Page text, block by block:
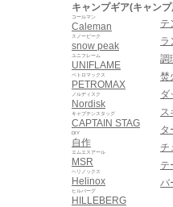
キャンプギア(キャン
Caleman
コールマン
snow peak
スノーピーク
UNIFLAME
ユニフレーム
PETROMAX
ペトロマックス
Nordisk
ノルディスク
CAPTAIN STAG
キャプテンスタッグ
自作
DIY
MSR
エムエスアール
Helinox
ヘリノックス
HILLEBERG
ヒルバーグ
テ
ラ
調
焚
ダ
ス
タ
チ
テ
バ